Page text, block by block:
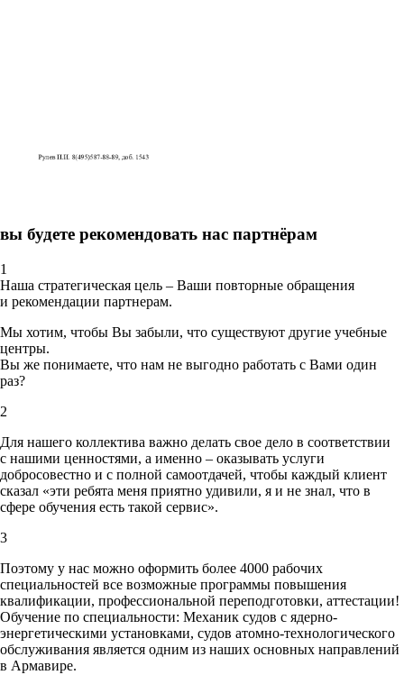
вы будете рекомендовать нас партнёрам
1
Наша стратегическая цель – Ваши повторные обращения
и рекомендации партнерам.
Мы хотим, чтобы Вы забыли, что существуют другие учебные
центры.
Вы же понимаете, что нам не выгодно работать с Вами один
раз?
2
Для нашего коллектива важно делать свое дело в соответствии
с нашими ценностями, а именно – оказывать услуги
добросовестно и с полной самоотдачей, чтобы каждый клиент
сказал «эти ребята меня приятно удивили, я и не знал, что в
сфере обучения есть такой сервис».
3
Поэтому у нас можно оформить более 4000 рабочих
специальностей все возможные программы повышения
квалификации, профессиональной переподготовки, аттестации!
Обучение по специальности: Механик судов с ядерно-
энергетическими установками, судов атомно-технологического
обслуживания является одним из наших основных направлений
в Армавире.